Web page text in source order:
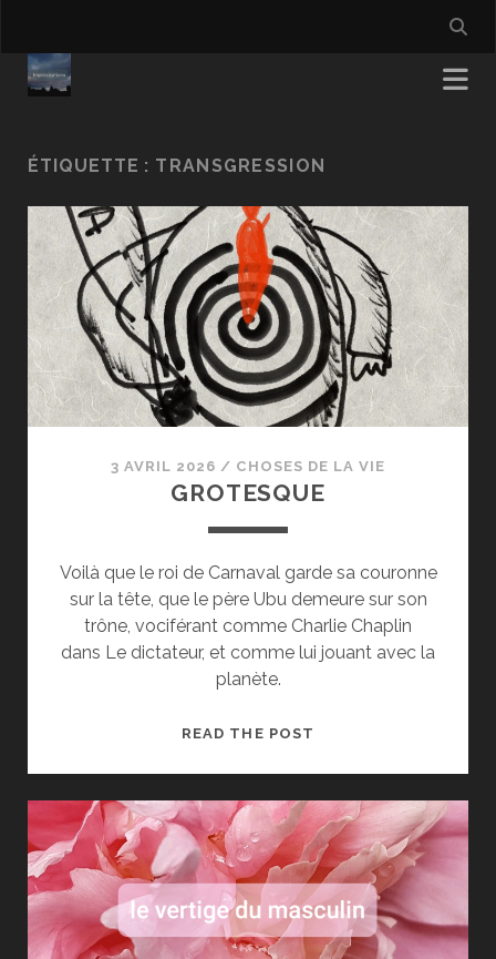
ÉTIQUETTE : TRANSGRESSION
3 AVRIL 2026 / CHOSES DE LA VIE
GROTESQUE
Voilà que le roi de Carnaval garde sa couronne
sur la tête, que le père Ubu demeure sur son
trône, vociférant comme Charlie Chaplin
dans Le dictateur, et comme lui jouant avec la
planète.
READ THE POST